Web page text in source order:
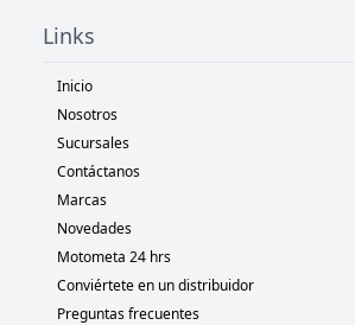
Links
Inicio
Nosotros
Sucursales
Contáctanos
Marcas
Novedades
Motometa 24 hrs
Conviértete en un distribuidor
Preguntas frecuentes